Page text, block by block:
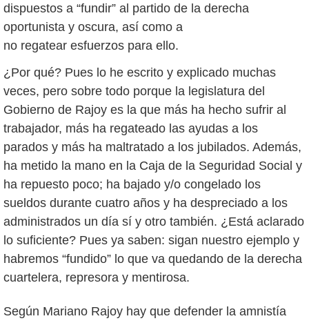
dispuestos a “fundir” al partido de la derecha
oportunista y oscura, así como a
no regatear esfuerzos para ello.
¿Por qué? Pues lo he escrito y explicado muchas
veces, pero sobre todo porque la legislatura del
Gobierno de Rajoy es la que más ha hecho sufrir al
trabajador, más ha regateado las ayudas a los
parados y más ha maltratado a los jubilados. Además,
ha metido la mano en la Caja de la Seguridad Social y
ha repuesto poco; ha bajado y/o congelado los
sueldos durante cuatro años y ha despreciado a los
administrados un día sí y otro también. ¿Está aclarado
lo suficiente? Pues ya saben: sigan nuestro ejemplo y
habremos “fundido” lo que va quedando de la derecha
cuartelera, represora y mentirosa.
Según Mariano Rajoy hay que defender la amnistía